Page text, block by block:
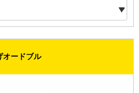
オードブル